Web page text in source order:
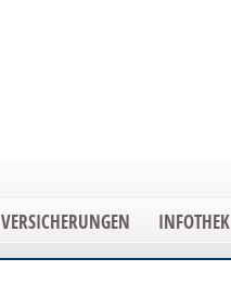
VERSICHERUNGEN INFOTHEK